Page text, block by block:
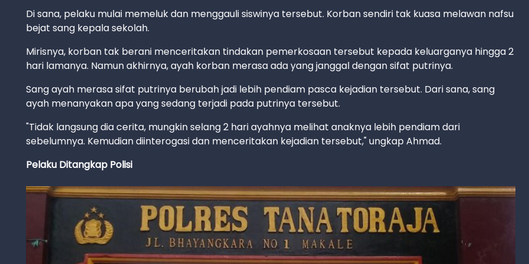
Di sana, pelaku mulai memeluk dan menggauli siswinya tersebut. Korban sendiri tak kuasa melawan nafsu
bejat sang kepala sekolah.
Mirisnya, korban tak berani menceritakan tindakan pemerkosaan tersebut kepada keluarganya hingga 2
hari lamanya. Namun akhirnya, ayah korban merasa ada yang janggal dengan sifat putrinya.
Sang ayah merasa sifat putrinya berubah jadi lebih pendiam pasca kejadian tersebut. Dari sana, sang
ayah menanyakan apa yang sedang terjadi pada putrinya tersebut.
"Tidak langsung dia cerita, mungkin selang 2 hari ayahnya melihat anaknya lebih pendiam dari
sebelumnya. Kemudian diinterogasi dan menceritakan kejadian tersebut," ungkap Ahmad.
Pelaku Ditangkap Polisi